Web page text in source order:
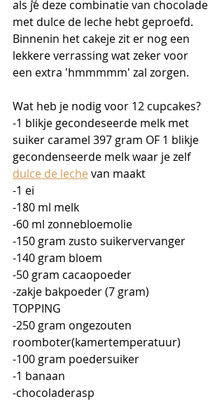
als je deze combinatie van chocolade
met dulce de leche hebt geproefd.
Binnenin het cakeje zit er nog een
lekkere verrassing wat zeker voor
een extra 'hmmmmm' zal zorgen.
Wat heb je nodig voor 12 cupcakes?
-1 blikje gecondeseerde melk met
suiker caramel 397 gram OF 1 blikje
gecondenseerde melk waar je zelf
dulce de leche van maakt
-1 ei
-180 ml melk
-60 ml zonnebloemolie
-150 gram zusto suikervervanger
-140 gram bloem
-50 gram cacaopoeder
-zakje bakpoeder (7 gram)
TOPPING
-250 gram ongezouten
roomboter(kamertemperatuur)
-100 gram poedersuiker
-1 banaan
-chocoladerasp